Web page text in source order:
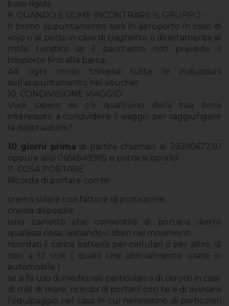
base rigida.
9. QUANDO E COME INCONTRARE IL GRUPPO
Il primo appuntamento sarà in aeroporto in caso di
volo o al porto in caso di traghetto o direttamente al
molo turistico se il pacchetto non prevede il
trasporto fino alla barca.
Ad ogni modo troverai tutte le indicazioni
sull'appuntamento nel voucher
10. CONDIVISIONE VIAGGIO
Vuoi sapere se c’è qualcuno della tua zona
interessato a condividere il viaggio per raggiungere
la destinazione?
10 giorni prima di partire chiamaci al 3939067230
oppure allo 0656549985 e potrai scoprirlo!
11. COSA PORTARE
Ricorda di portare con te:
crema solare con fattore di protezione
crema doposole
uno zainetto che consentirà di portarvi dietro
qualsiasi cosa, lasciandovi liberi nei movimenti
ricordati il carica batteria per cellulari o per altro, di
tipo a 12 volt ( quelli che abitualmente usate in
automobile )
se si fa uso di medicinali particolari o di cerotti in caso
di mal di mare, ricorda di portarli con te e di avvisare
l’equipaggio nel caso in cui necessitino di particolari